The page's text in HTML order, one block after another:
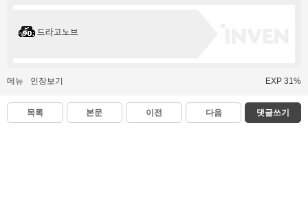
드라고노브
메뉴 인장보기 EXP 31%
목록 본문 이전 다음 댓글쓰기